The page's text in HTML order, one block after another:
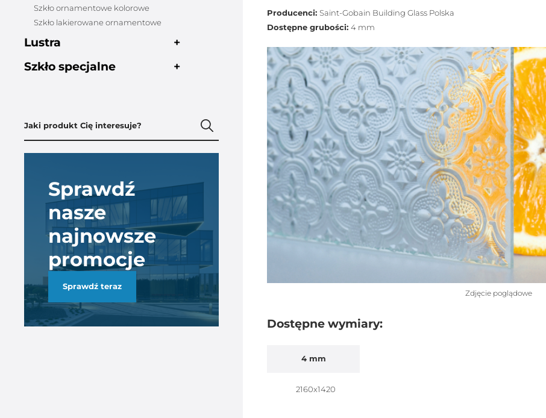
Szkło ornamentowe kolorowe
Szkło lakierowane ornamentowe
Lustra
+
Szkło specjalne
+
Sprawdź
nasze
najnowsze
promocje
Sprawdź teraz
Producenci:Saint-Gobain Building Glass Polska
Dostępne grubości:4 mm
Zdjęcie poglądowe
Dostępne wymiary:
4 mm
2160x1420